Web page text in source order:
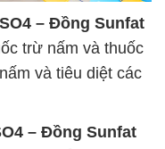
– Đồng Sunfat
trừ nấm và thuốc
và tiêu diệt các
– Đồng Sunfat